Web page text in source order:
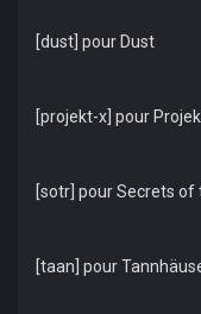
[dust] pour Dust
[projekt-x] pour
[sotr] pour Secrets of
[taan] pour